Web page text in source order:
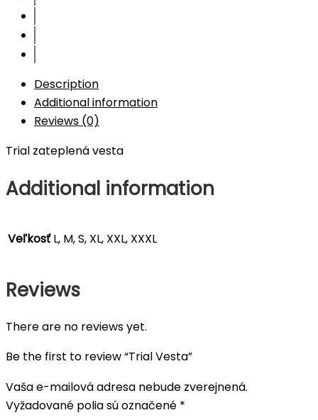
Description
Additional information
Reviews (0)
Trial zateplená vesta
Additional information
Veľkosť L, M, S, XL, XXL, XXXL
Reviews
There are no reviews yet.
Be the first to review “Trial Vesta”
Vaša e-mailová adresa nebude zverejnená.
Vyžadované polia sú označené *